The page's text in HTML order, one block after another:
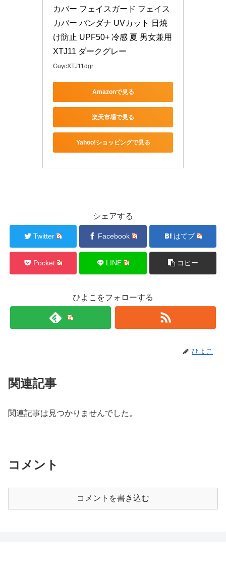
カバー フェイスガード フェイス
カバー バンダナ UVカット 日焼
け防止 UPF50+ 冷感 夏 男女兼用
XTJ11 ダークグレー
GuycXTJ11dgr
Amazonで見る
楽天市場で見る
Yahoo!ショッピングで見る
シェアする
Twitter Facebook はてブ
Pocket LINE コピー
ひよこをフォローする
ひよこ
関連記事
関連記事は見つかりませんでした。
コメント
コメントを書き込む